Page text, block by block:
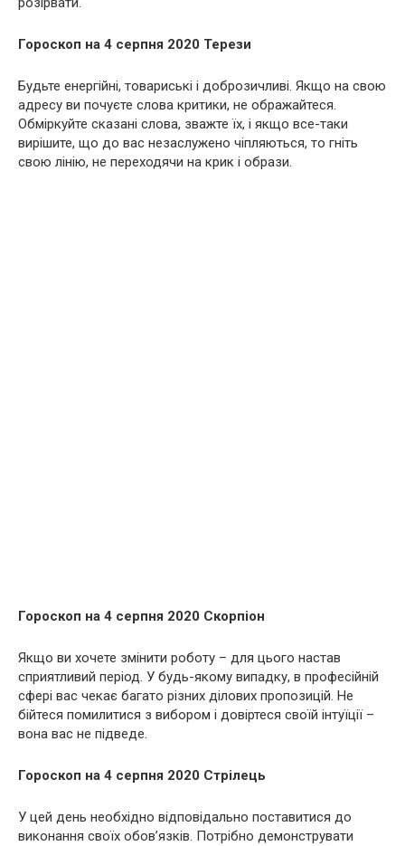
Гороскоп на 4 серпня 2020 Терези
Будьте енергійні, товариські і доброзичливі. Якщо на свою
адресу ви почуєте слова критики, не ображайтеся.
Обміркуйте сказані слова, зважте їх, і якщо все-таки
вирішите, що до вас незаслужено чіпляються, то гніть
свою лінію, не переходячи на крик і образи.
Гороскоп на 4 серпня 2020 Скорпіон
Якщо ви хочете змінити роботу – для цього настав
сприятливий період. У будь-якому випадку, в професійній
сфері вас чекає багато різних ділових пропозицій. Не
бійтеся помилитися з вибором і довіртеся своїй інтуїції –
вона вас не підведе.
Гороскоп на 4 серпня 2020 Стрілець
У цей день необхідно відповідально поставитися до
виконання своїх обов’язків. Потрібно демонструвати